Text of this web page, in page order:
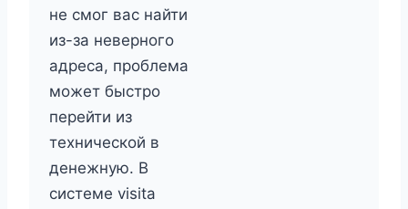
не смог вас найти
из-за неверного
адреса, проблема
может быстро
перейти из
технической в
денежную. В
системе visita